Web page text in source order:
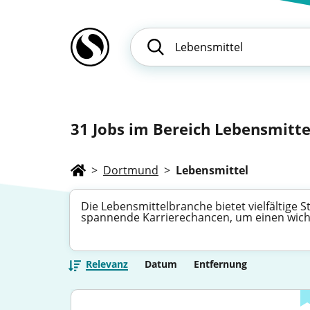
31 Jobs im Bereich
> Dortmund > Lebensmittel
Die Lebensmittelbranche bietet vielfältige
spannende Karrierechancen, um einen
Relevanz Datum Entfernung